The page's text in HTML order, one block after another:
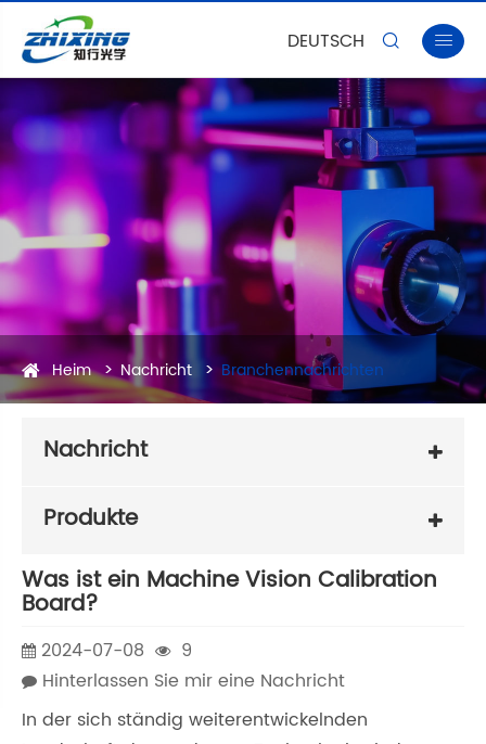
DEUTSCH  
Heim Nachricht Branchennachrichten
Nachricht
Produkte
Was ist ein Machine Vision Calibration
Board?
2024-07-08
9
Hinterlassen Sie mir eine Nachricht
In der sich ständig weiterentwickelnden